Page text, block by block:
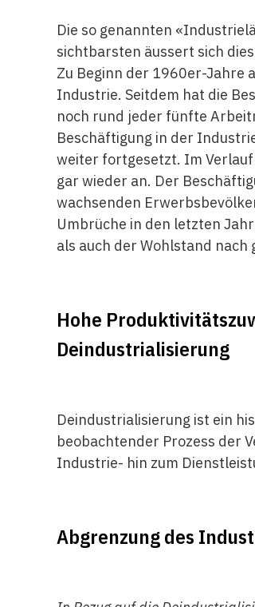
Die so genannten
sichtbarsten äussert sich
Zu Beginn der 1960er-Jahre
Industrie. Seitdem hat die
noch rund jeder fünfte
Beschäftigung in der
weiter fortgesetzt. Im
gar wieder an. Der
wachsenden
Umbrüche in den letzten
als auch der Wohlstand
Hohe
Deindustrialisierung
Deindustrialisierung ist ein
beobachtender Prozess der
Industrie- hin zum
Abgrenzung des